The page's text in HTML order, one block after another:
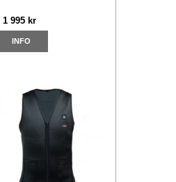
1 995 kr
INFO